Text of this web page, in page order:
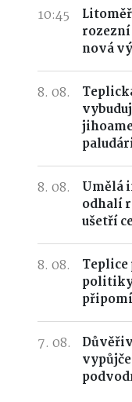
10:45
nová
8. 08.
8. 08.
Umělá
odhalí
ušetří
8. 08.
7. 08.